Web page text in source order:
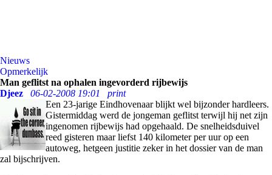
Nieuws
Opmerkelijk
Man geflitst na ophalen ingevorderd rijbewijs
Djeez
06-02-2008 19:01
print
Een 23-jarige Eindhovenaar blijkt wel bijzonder hardleers.
Gistermiddag werd de jongeman geflitst terwijl hij net zijn
ingenomen rijbewijs had opgehaald. De snelheidsduivel
reed gisteren maar liefst 140 kilometer per uur op een
autoweg, hetgeen justitie zeker in het dossier van de man
zal bijschrijven.